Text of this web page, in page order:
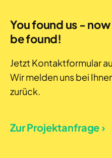
You found us -
be found!
Jetzt Kontaktformular
Wir melden uns bei
zurück.
Zur Projektanfrage ›